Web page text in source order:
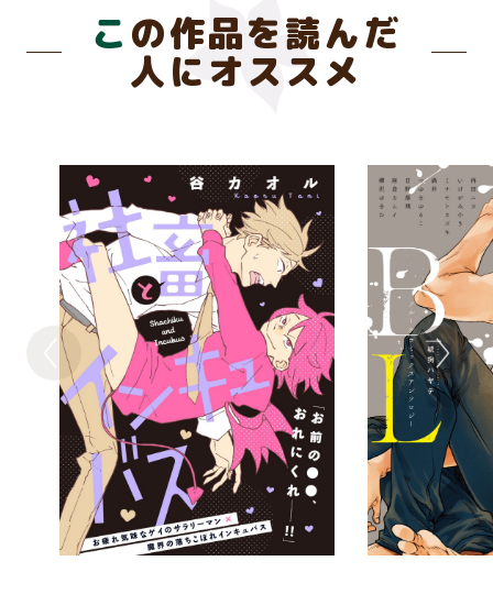
この作品を読んだ
人にオススメ